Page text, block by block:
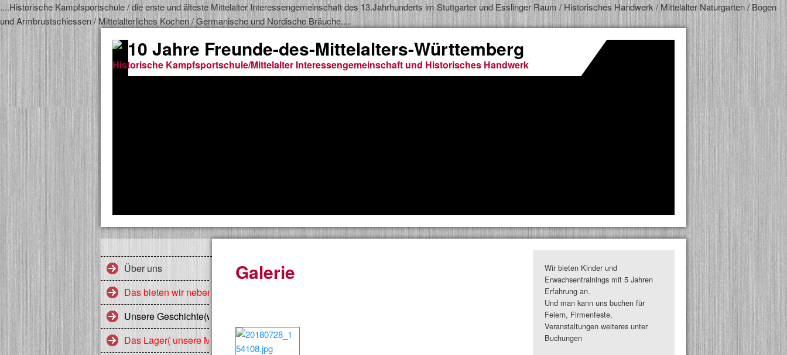
....Historische Kampfsportschule / die erste und älteste Mittelalter Interessengemeinschaft des 13.Jahrhunderts im Stuttgarter und Esslinger Raum / Historisches Handwerk / Mittelalter Naturgarten / Bogen
und Armbrustschiessen / Mittelalterliches Kochen / Germanische und Nordische Bräuche....
10 Jahre Freunde-des-Mittelalters-Württemberg
Historische Kampfsportschule/Mittelalter Interessengemeinschaft und Historisches Handwerk
Über uns
Das bieten wir neben 10 Jahre Erfahrung
Unsere Geschichte(wird bei neuen Mitgliedern angepasst)
Das Lager( unsere Mitglieder)
Galerie
Wir bieten Kinder und
Erwachsentrainings mit 5 Jahren
Erfahrung an.
Und man kann uns buchen für
Feiern, Firmenfeste,
Veranstaltungen weiteres unter
Buchungen